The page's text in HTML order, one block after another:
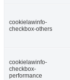
cookielawinfo-
checkbox-others
cookielawinfo-
checkbox-
performance